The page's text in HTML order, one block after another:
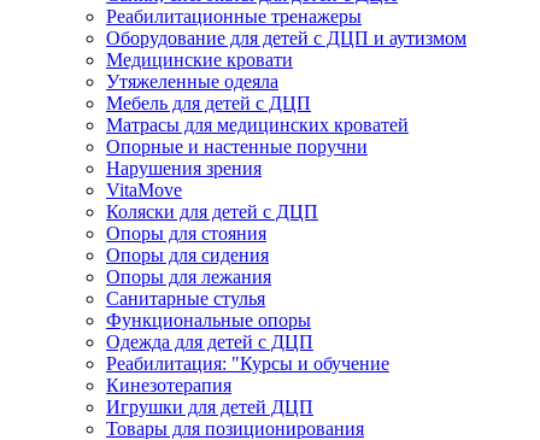
Реабилитационные тренажеры
Оборудование для детей с ДЦП и аутизмом
Медицинские кровати
Утяжеленные одеяла
Мебель для детей с ДЦП
Матрасы для медицинских кроватей
Опорные и настенные поручни
Нарушения зрения
VitaMove
Коляски для детей с ДЦП
Опоры для стояния
Опоры для сидения
Опоры для лежания
Санитарные стулья
Функциональные опоры
Одежда для детей с ДЦП
Реабилитация: "Курсы и обучение
Кинезотерапия
Игрушки для детей ДЦП
Товары для позиционирования